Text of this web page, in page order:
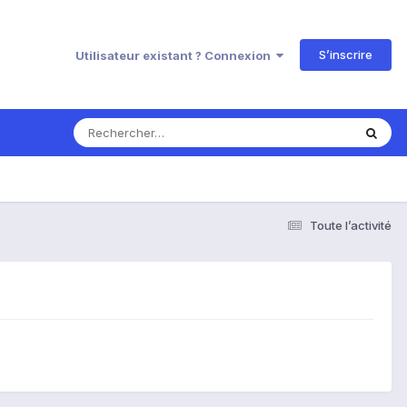
Utilisateur existant ? Connexion S’inscrire
Toute l’activité